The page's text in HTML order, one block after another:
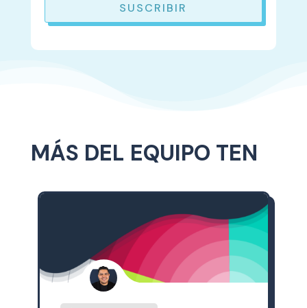
SUSCRIBIR
MÁS DEL EQUIPO TEN